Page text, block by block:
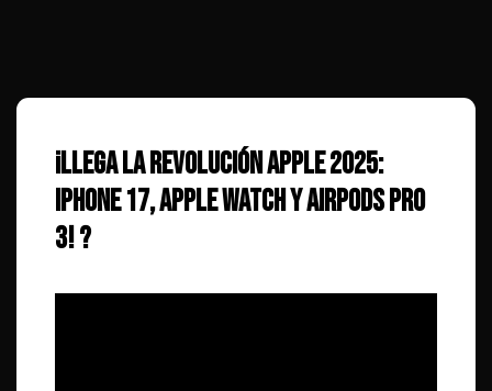
¡Llega la Revolución Apple 2025:
iPhone 17, Apple Watch y AirPods Pro
3! ?